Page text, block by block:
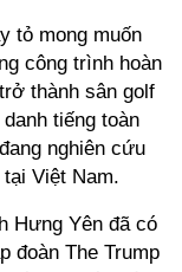
tỏ mong muốn
công trình hoàn
thành sân golf
tiếng toàn
nghiên cứu
Việt Nam.
Hưng Yên đã có
đoàn The Trump